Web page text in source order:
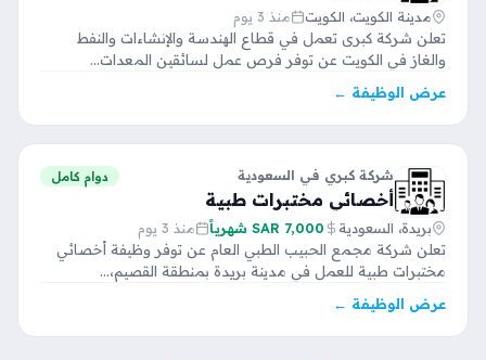
مدينة الكويت، الكويت
منذ 3 يوم
تعلن شركة كبرى تعمل في قطاع الهندسة والإنشاءات والنفط
والغاز في الكويت عن توفر فرص عمل لسائقين المعدات…
عرض الوظيفة ←
شركة كبري في السعودية
أخصائي مختبرات طبية
دوام كامل
بريدة، السعودية 7,000 SAR شهرياً
منذ 3 يوم
تعلن شركة مجمع الحبيب الطبي العام عن توفر وظيفة أخصائي
مختبرات طبية للعمل في مدينة بريدة بمنطقة القصيم،…
عرض الوظيفة ←